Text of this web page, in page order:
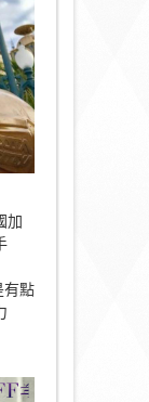
加
有點